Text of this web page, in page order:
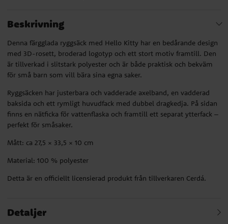
Beskrivning
Denna färgglada ryggsäck med Hello Kitty har en bedårande design
med 3D-rosett, broderad logotyp och ett stort motiv framtill. Den
är tillverkad i slitstark polyester och är både praktisk och bekväm
för små barn som vill bära sina egna saker.
Ryggsäcken har justerbara och vadderade axelband, en vadderad
baksida och ett rymligt huvudfack med dubbel dragkedja. På sidan
finns en nätficka för vattenflaska och framtill ett separat ytterfack –
perfekt för småsaker.
Mått: ca 27,5 × 33,5 × 10 cm
Material: 100 % polyester
Detta är en officiellt licensierad produkt från tillverkaren Cerdá.
Detaljer